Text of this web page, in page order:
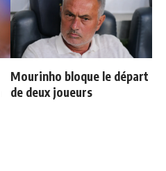
Mourinho bloque le départ
de deux joueurs